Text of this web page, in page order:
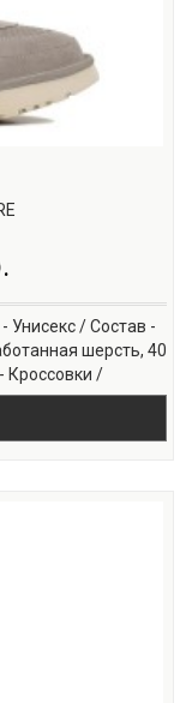
/ Состав -
шерсть, 40
Кроссовки /